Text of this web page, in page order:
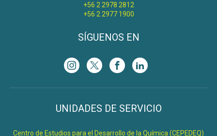
+56 2 2978 2812
+56 2 2977 1900
SÍGUENOS EN
UNIDADES DE SERVICIO
Centro de Estudios para el Desarrollo de la Química (CEPEDEQ)